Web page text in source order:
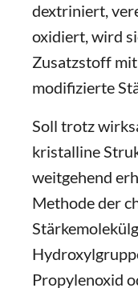
dextriniert,
oxidiert, wird
Zusatzstoff
modifizierte
Soll trotz
kristalline
weitgehend
Methode der
Propylenoxid